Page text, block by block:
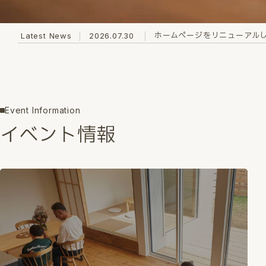
Latest News 2026.07.30 ホームページをリニューアル
Event Information
イベント情報